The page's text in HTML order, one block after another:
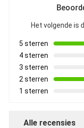
Het volgende is
5 sterren
4 sterren
3 sterren
2 sterren
1 sterren
Alle recensies